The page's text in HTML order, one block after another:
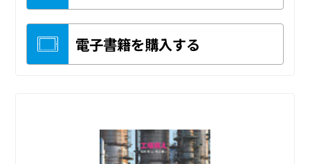
電子書籍を購入する